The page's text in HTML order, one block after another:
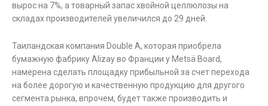
вырос на 7%, а товарный запас хвойной целлюлозы на
складах производителей увеличился до 29 дней.
Таиландская компания Double A, которая приобрела
бумажную фабрику Alizay во Франции у Metsä Board,
намерена сделать площадку прибыльной за счет перехода
на более дорогую и качественную продукцию для другого
сегмента рынка, впрочем, будет также производить и